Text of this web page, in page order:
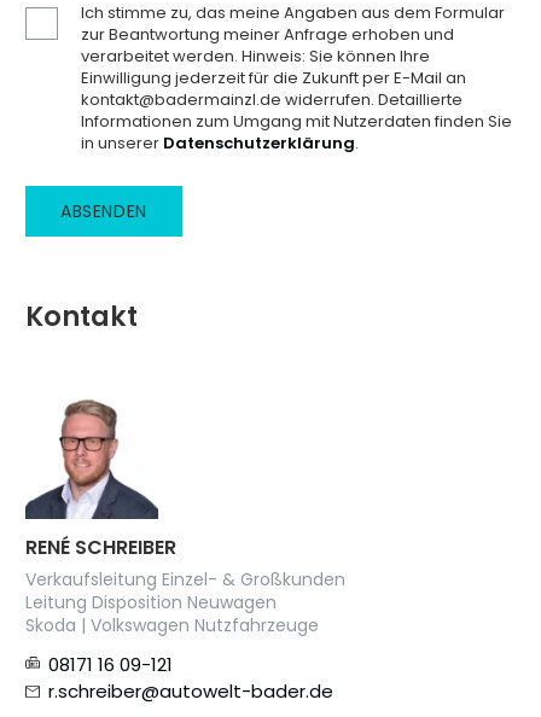
Ich stimme zu, das meine Angaben aus dem Formular
zur Beantwortung meiner Anfrage erhoben und
verarbeitet werden. Hinweis: Sie können Ihre
Einwilligung jederzeit für die Zukunft per E-Mail an
kontakt@badermainzl.de widerrufen. Detaillierte
Informationen zum Umgang mit Nutzerdaten finden Sie
in unserer Datenschutzerklärung.
Kontakt
RENÉ SCHREIBER
Verkaufsleitung Einzel- & Großkunden
Leitung Disposition Neuwagen
Skoda | Volkswagen Nutzfahrzeuge
08171 16 09-121
r.schreiber@autowelt-bader.de